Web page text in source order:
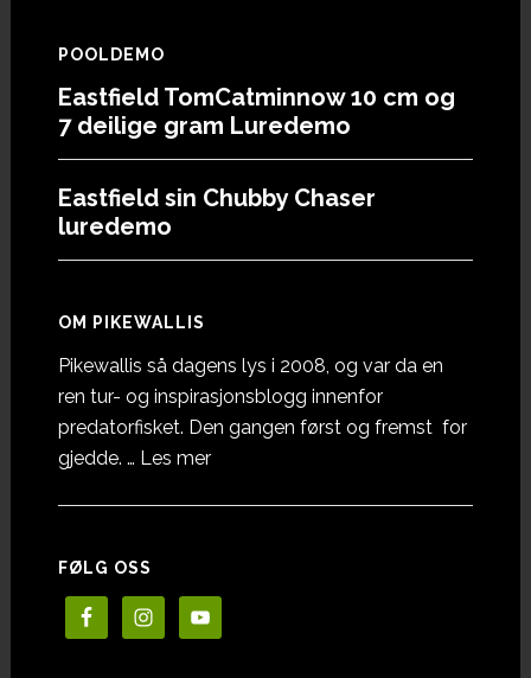
POOLDEMO
Eastfield TomCatminnow 10 cm og
7 deilige gram Luredemo
Eastfield sin Chubby Chaser
luredemo
OM PIKEWALLIS
Pikewallis så dagens lys i 2008, og var da en
ren tur- og inspirasjonsblogg innenfor
predatorfisket. Den gangen først og fremst for
gjedde. … Les meromOm
FØLG OSS